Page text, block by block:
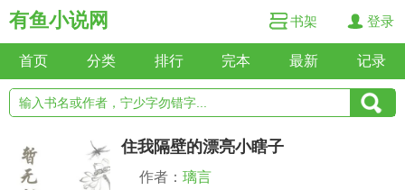
有鱼小说网 书架 登录
首页 分类 排行 完本 最新 记录
住我隔壁的漂亮小瞎子
作者： 璃言